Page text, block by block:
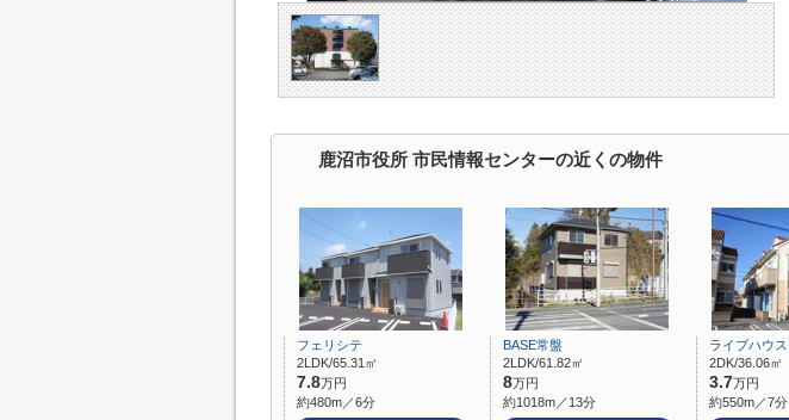
鹿沼市役所 市民情報センターの近くの物件
フェリシテ
2LDK/65.31㎡
7.8万円
約480m／6分
BASE常盤
2LDK/61.82㎡
8万円
約1018m／13分
ライブハウ
2DK/36.06㎡
3.7万円
約550m／7分